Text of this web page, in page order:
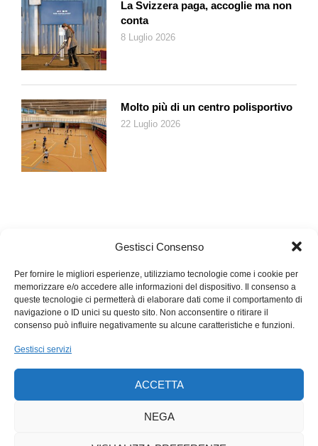
Gestisci Consenso
Per fornire le migliori esperienze, utilizziamo tecnologie come i cookie per
memorizzare e/o accedere alle informazioni del dispositivo. Il consenso a
queste tecnologie ci permetterà di elaborare dati come il comportamento di
navigazione o ID unici su questo sito. Non acconsentire o ritirare il
consenso può influire negativamente su alcune caratteristiche e funzioni.
Gestisci servizi
ACCETTA
NEGA
La Svizzera paga, accoglie ma non
conta
8 Luglio 2026
Molto più di un centro polisportivo
22 Luglio 2026